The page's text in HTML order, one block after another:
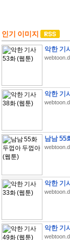
인기 이미지
악한 기
악한 기
남남 55
악한 기
악한 기